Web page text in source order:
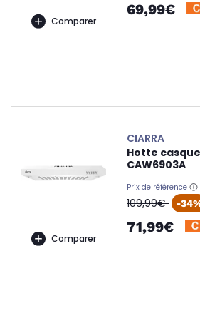
Comparer
69,99€
Comparer
CIARRA
Hotte
CAW6903A
Prix de référence
oldPrice
109,99€ -
71,99€